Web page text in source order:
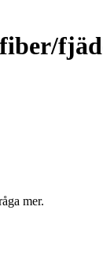
mer.